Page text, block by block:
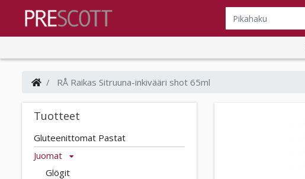
RÅ Raikas Sitruuna-inkivääri shot 65ml
Tuotteet
Gluteenittomat Pastat
Juomat
Glögit